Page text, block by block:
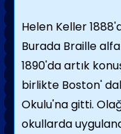
Helen Keller
Burada Braille
1890'da artık
birlikte Boston'
Okulu'na gitti.
okullarda